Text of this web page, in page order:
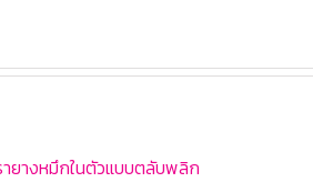
ยางหมึกในตัวแบบตลับพลิก